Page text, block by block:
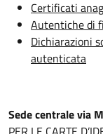
Certificati
Autentiche di
Dichiarazioni
autenticata
Sede centrale via